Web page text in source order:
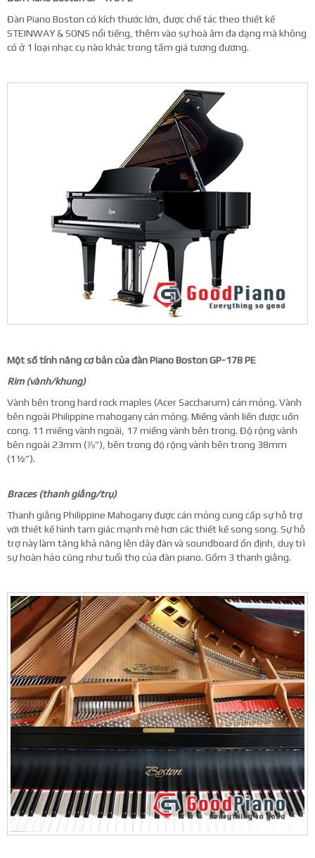
Đàn Piano Boston có kích thước lớn, được chế tác theo thiết kế
STEINWAY & SONS nổi tiếng, thêm vào sự hoà âm đa dạng mà không
có ở 1 loại nhạc cụ nào khác trong tầm giá tương đương.
Một số tính năng cơ bản của đàn Piano Boston GP-178 PE
Rim (vành/khung)
Vành bên trong hard rock maples (Acer Saccharum) cán mỏng. Vành
bên ngoài Philippine mahogany cán mỏng. Miếng vành liền được uốn
cong. 11 miếng vành ngoài, 17 miếng vành bên trong. Độ rộng vành
bên ngoài 23mm (⅞”), bên trong độ rộng vành bên trong 38mm
(1½”).
Braces (thanh giằng/trụ)
Thanh giằng Philippine Mahogany được cán mỏng cung cấp sự hỗ trợ
với thiết kế hình tam giác mạnh mẽ hơn các thiết kế song song. Sự hỗ
trợ này làm tăng khả năng lên dây đàn và soundboard ổn định, duy trì
sự hoàn hảo cũng như tuổi thọ của đàn piano. Gồm 3 thanh giằng.